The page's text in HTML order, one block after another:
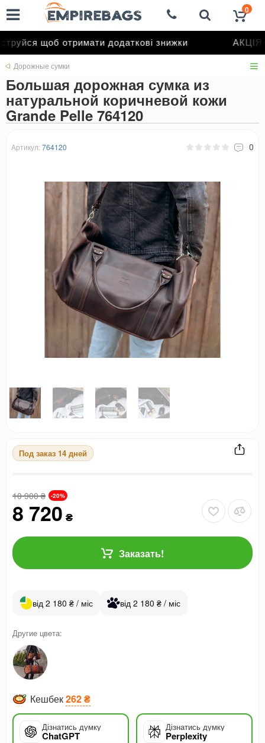
щоб отримати додаткові знижки АКЦІЯ
0
Дорожные сумки
Большая дорожная сумка из
натуральной коричневой кожи
Grande Pelle 764120
Артикул: 764120 0
Под заказ 14 дней
10 900₴ -20%
8 720 ₴
Заказать!
від 2 180 ₴ / міс від 2 180 ₴ / міс
Другие цвета:
Кешбек262 ₴
Дізнатись думку
ChatGPT
Дізнатись думку
Perplexity